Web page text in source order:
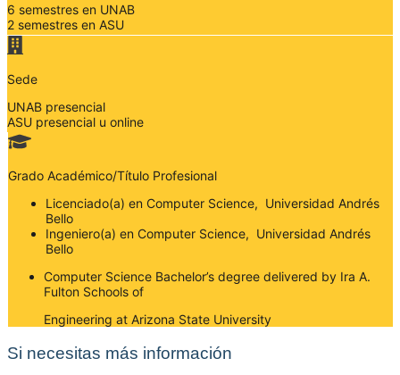
6 semestres en UNAB
2 semestres en ASU
Sede
UNAB presencial
ASU presencial u online
Grado Académico/Título Profesional
Licenciado(a) en Computer Science, Universidad Andrés
Bello
Ingeniero(a) en Computer Science, Universidad Andrés
Bello
Computer Science Bachelor’s degree delivered by Ira A.
Fulton Schools of
Engineering at Arizona State University
Si necesitas más información